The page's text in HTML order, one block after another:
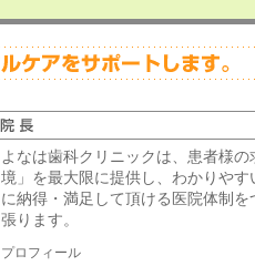
よなは歯科クリニックは、患者様
境」を最大限に提供し、わかりや
に納得・満足して頂ける医院体制
張ります。
プロフィール